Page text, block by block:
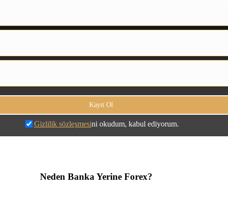
Gizlilik sözleşmesini okudum, kabul ediyorum.
Neden Banka Yerine Forex?